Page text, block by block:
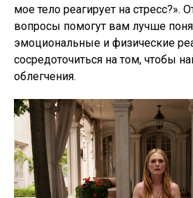
мое тело реагирует на стресс?».
вопросы помогут вам лучше
эмоциональные и физические
сосредоточиться на том, чтобы
облегчения.